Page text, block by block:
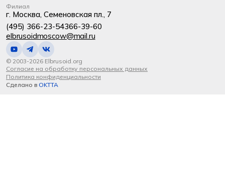
Филиал
г. Москва, Семеновская пл., 7
(495) 366-23-54366-39-60
elbrusoidmoscow@mail.ru
© 2003-2026 Elbrusoid.org
Согласие на обработку персональных данных
Политика конфиденциальности
Сделано в OKTTA